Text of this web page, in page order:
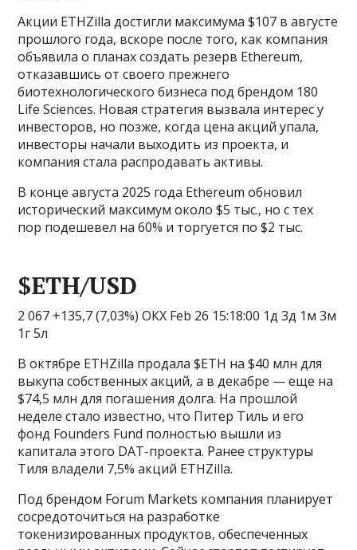
Акции ETHZilla достигли максимума $107 в августе
прошлого года, вскоре после того, как компания
объявила о планах создать резерв Ethereum,
отказавшись от своего прежнего
биотехнологического бизнеса под брендом 180
Life Sciences. Новая стратегия вызвала интерес у
инвесторов, но позже, когда цена акций упала,
инвесторы начали выходить из проекта, и
компания стала распродавать активы.
В конце августа 2025 года Ethereum обновил
исторический максимум около $5 тыс., но с тех
пор подешевел на 60% и торгуется по $2 тыс.
$ETH/USD
2 067 +135,7 (7,03%) ОКХ Feb 26 15:18:00 1д 3д 1м 3м
1г 5л
В октябре ETHZilla продала $ETH на $40 млн для
выкупа собственных акций, а в декабре — еще на
$74,5 млн для погашения долга. На прошлой
неделе стало известно, что Питер Тиль и его
фонд Founders Fund полностью вышли из
капитала этого DAT-проекта. Ранее структуры
Тиля владели 7,5% акций ETHZilla.
Под брендом Forum Markets компания планирует
сосредоточиться на разработке
токенизированных продуктов, обеспеченных